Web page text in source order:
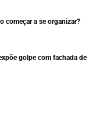
começar a se organizar?
golpe com fachada de